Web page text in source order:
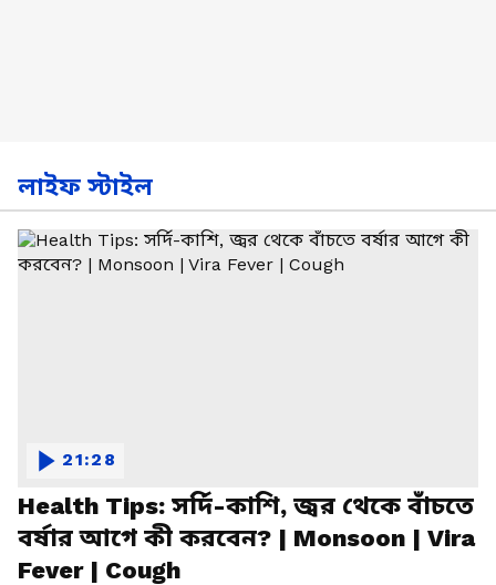
লাইফ স্টাইল
Health Tips: সর্দি-কাশি, জ্বর থেকে বাঁচতে
বর্ষার আগে কী করবেন? | Monsoon | Vira
Fever | Cough
21:28